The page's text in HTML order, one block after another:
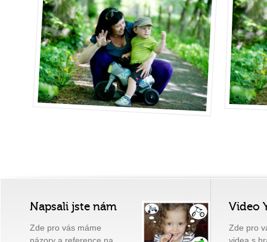
Napsali jste nám
Zde pro vás máme
Video
Zde pro